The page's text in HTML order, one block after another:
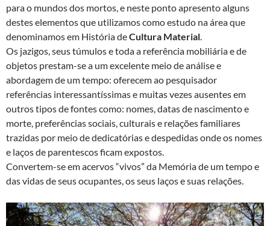
para o mundos dos mortos, e neste ponto apresento alguns
destes elementos que utilizamos como estudo na área que
denominamos em História deCultura Material.
Os jazigos, seus túmulos e toda a referência mobiliária e de
objetos prestam-se a um excelente meio de análise e
abordagem de um tempo: oferecem ao pesquisador
referências interessantíssimas e muitas vezes ausentes em
outros tipos de fontes como: nomes, datas de nascimento e
morte, preferências sociais, culturais e relações familiares
trazidas por meio de dedicatórias e despedidas onde os nomes
e laços de parentescos ficam expostos.
Convertem-se em acervos “vivos” da Memória de um tempo e
das vidas de seus ocupantes, os seus laços e suas relações.